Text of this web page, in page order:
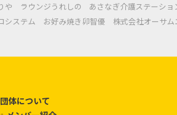
や ラウンジうれしの あさなぎ介護ステーシ
システム お好み焼き卯智優 株式会社オーサ
団体について